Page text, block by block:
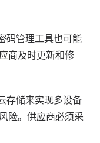
码管理工具也可能
商及时更新和修
存储来实现多设备
险。供应商必须采